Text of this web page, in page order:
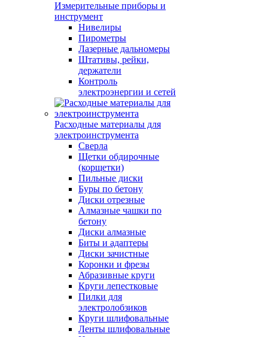
Измерительные приборы и
инструмент
Нивелиры
Пирометры
Лазерные дальномеры
Штативы, рейки,
держатели
Контроль
электроэнергии и сетей
Расходные материалы для
электроинструмента
Сверла
Щетки обдирочные
(корщетки)
Пильные диски
Буры по бетону
Диски отрезные
Алмазные чашки по
бетону
Диски алмазные
Биты и адаптеры
Диски зачистные
Коронки и фрезы
Абразивные круги
Круги лепестковые
Пилки для
электролобзиков
Круги шлифовальные
Ленты шлифовальные